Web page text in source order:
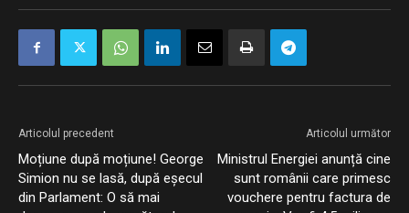
Articolul precedent
Moțiune după moțiune! George
Simion nu se lasă, după eșecul
din Parlament: O să mai
Articolul următor
Ministrul Energiei anunță cine
sunt românii care primesc
vouchere pentru factura de